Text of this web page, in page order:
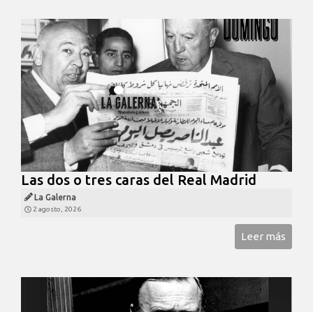
Las dos o tres caras del Real Madrid
La Galerna
2 agosto, 2026
Leer más